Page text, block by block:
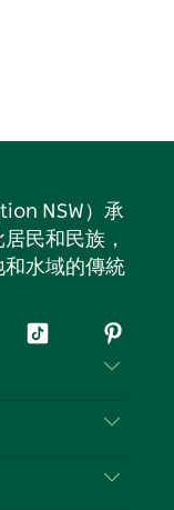
NSW）承
民和民族，
和水域的傳統
抖